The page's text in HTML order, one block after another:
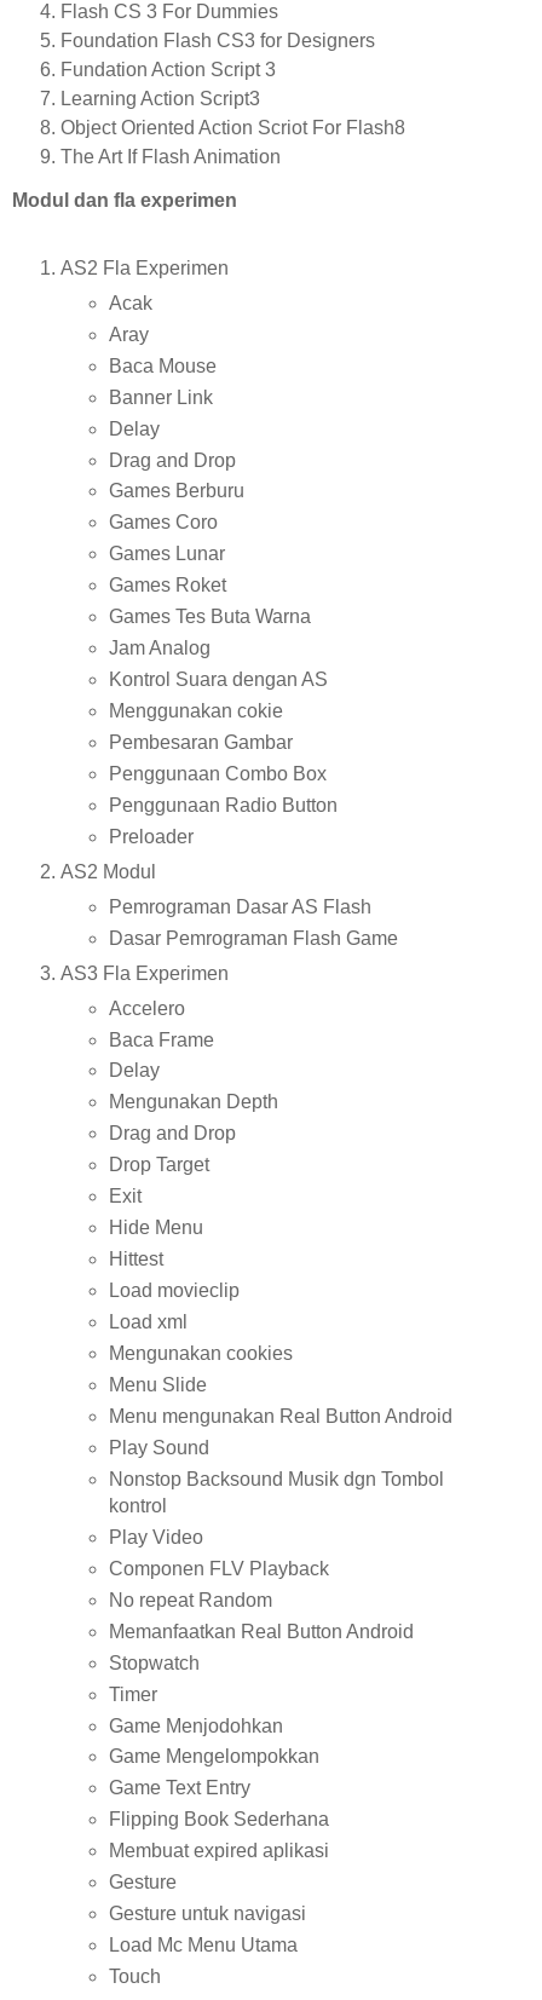
Flash CS 3 For Dummies
Foundation Flash CS3 for Designers
Fundation Action Script 3
Learning Action Script3
Object Oriented Action Scriot For Flash8
The Art If Flash Animation
Modul dan fla experimen
AS2 Fla Experimen
Acak
Aray
Baca Mouse
Banner Link
Delay
Drag and Drop
Games Berburu
Games Coro
Games Lunar
Games Roket
Games Tes Buta Warna
Jam Analog
Kontrol Suara dengan AS
Menggunakan cokie
Pembesaran Gambar
Penggunaan Combo Box
Penggunaan Radio Button
Preloader
AS2 Modul
Pemrograman Dasar AS Flash
Dasar Pemrograman Flash Game
AS3 Fla Experimen
Accelero
Baca Frame
Delay
Mengunakan Depth
Drag and Drop
Drop Target
Exit
Hide Menu
Hittest
Load movieclip
Load xml
Mengunakan cookies
Menu Slide
Menu mengunakan Real Button Android
Play Sound
Nonstop Backsound Musik dgn Tombol
kontrol
Play Video
Componen FLV Playback
No repeat Random
Memanfaatkan Real Button Android
Stopwatch
Timer
Game Menjodohkan
Game Mengelompokkan
Game Text Entry
Flipping Book Sederhana
Membuat expired aplikasi
Gesture
Gesture untuk navigasi
Load Mc Menu Utama
Touch